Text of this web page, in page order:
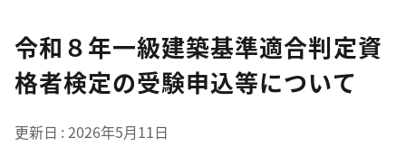
令和８年一級建築基準適合判定資
格者検定の受験申込等について
更新日 2026年5月11日